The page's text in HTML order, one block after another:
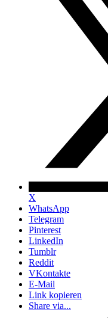
X
WhatsApp
Telegram
Pinterest
LinkedIn
Tumblr
Reddit
VKontakte
E-Mail
Link kopieren
Share via...